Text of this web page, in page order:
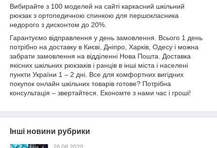
Вибирайте з 100 моделей на сайті каркасний шкільний
рюкзак з ортопедичною спинкою для першокласника
недорого з дисконтом до 20%.
Гарантуємо відправлення у день замовлення. Всього 1 день
потрібно на доставку в Києві, Дніпро, Харків, Одесу і можна
забрати замовлення на відділенні Нова Пошта. Доставка
якісних шкільних рюкзаків і ранців в інші міста і населені
пункти України 1 – 2 дні. Все для комфортних вигідних
покупок онлайн шкільних товарів готове? Потрібна
консультація – звертайтеся. Економте з нами час і гроші!
Інші новини рубрики